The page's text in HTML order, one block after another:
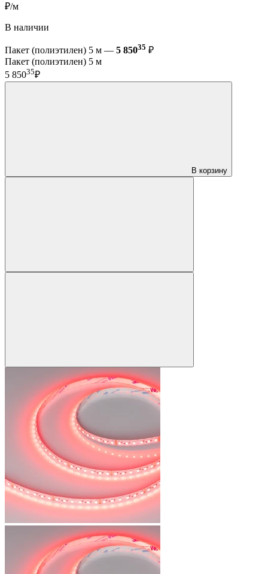
₽/м
В наличии
Пакет (полиэтилен) 5 м — 5 85035 ₽
Пакет (полиэтилен) 5 м
5 85035₽
В корзину